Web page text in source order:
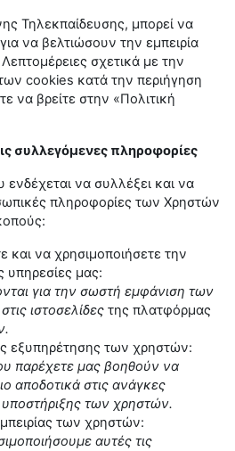
Τηλεκπαίδευσης, μπορεί να
να βελτιώσουν την εμπειρία
σχετικά με την
cookies κατά την περιήγηση
να βρείτε στην «Πολιτική
συλλεγόμενες πληροφορίες
ενδέχεται να συλλέξει και να
πληροφορίες των Χρηστών
και να χρησιμοποιήσετε την
υπηρεσίες μας:
για την σωστή εμφάνιση των
ιστοσελίδες της πλατφόρμας
εξυπηρέτησης των χρηστών:
παρέχετε μας βοηθούν να
αποδοτικά στις ανάγκες
των χρηστών.
των χρηστών:
αυτές τις